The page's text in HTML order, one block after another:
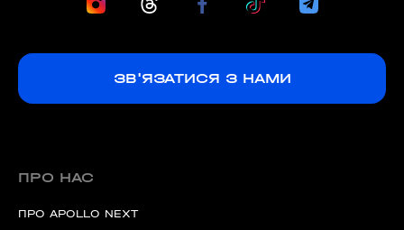
ЗВ'ЯЗАТИСЯ З НАМИ
ПРО НАС
ПРО APOLLO NEXT